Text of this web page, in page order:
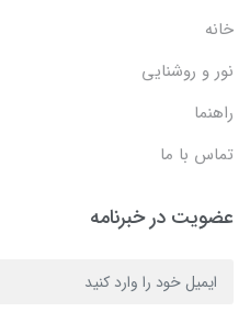
خانه
نور و روشنایی
راهنما
تماس با ما
عضویت در خبرنامه